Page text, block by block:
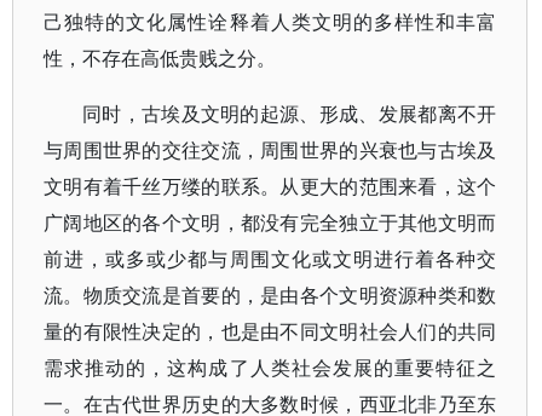
己独特的文化属性诠释着人类文明的多样性和丰富
性，不存在高低贵贱之分。
同时，古埃及文明的起源、形成、发展都离不开
与周围世界的交往交流，周围世界的兴衰也与古埃及
文明有着千丝万缕的联系。从更大的范围来看，这个
广阔地区的各个文明，都没有完全独立于其他文明而
前进，或多或少都与周围文化或文明进行着各种交
流。物质交流是首要的，是由各个文明资源种类和数
量的有限性决定的，也是由不同文明社会人们的共同
需求推动的，这构成了人类社会发展的重要特征之
一。在古代世界历史的大多数时候，西亚北非乃至东